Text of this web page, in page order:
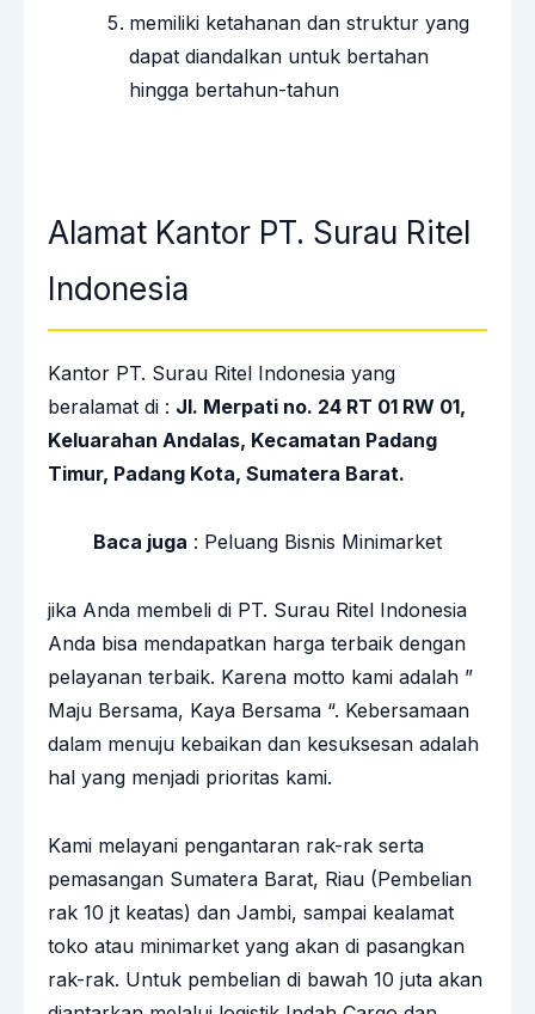
memiliki ketahanan dan struktur yang
dapat diandalkan untuk bertahan
hingga bertahun-tahun
Alamat Kantor PT. Surau Ritel
Indonesia
Kantor PT. Surau Ritel Indonesia yang
beralamat di : Jl. Merpati no. 24 RT 01 RW 01,
Keluarahan Andalas, Kecamatan Padang
Timur, Padang Kota, Sumatera Barat.
Baca juga : Peluang Bisnis Minimarket
jika Anda membeli di PT. Surau Ritel Indonesia
Anda bisa mendapatkan harga terbaik dengan
pelayanan terbaik. Karena motto kami adalah ”
Maju Bersama, Kaya Bersama “. Kebersamaan
dalam menuju kebaikan dan kesuksesan adalah
hal yang menjadi prioritas kami.
Kami melayani pengantaran rak-rak serta
pemasangan Sumatera Barat, Riau (Pembelian
rak 10 jt keatas) dan Jambi, sampai kealamat
toko atau minimarket yang akan di pasangkan
rak-rak. Untuk pembelian di bawah 10 juta akan